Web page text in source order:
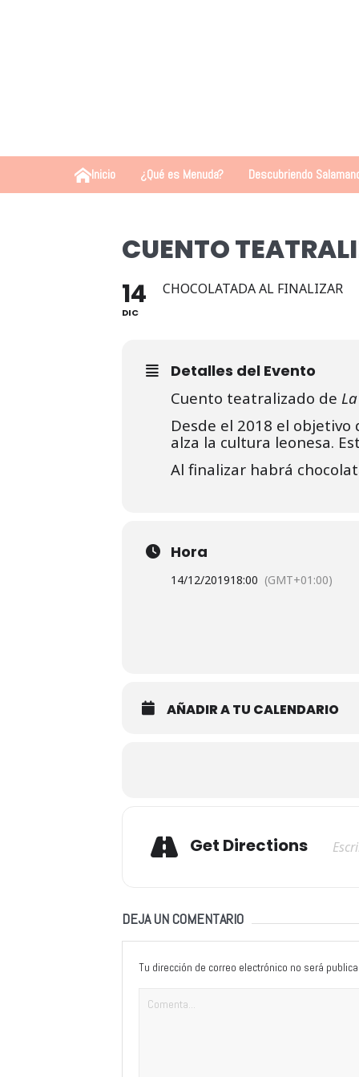
Inicio ¿Qué es Menuda? Descubriendo
CUENTO
14
DIC
CHOCOLATADA AL FINALIZAR
Detalles del Evento
Cuento teatralizado de
Desde el 2018 el
alza la cultura leonesa.
Al finalizar habrá
Hora
14/12/201918:00 (GMT+01:00)
AÑADIR A TU CALENDARIO
Get Directions
DEJA UN COMENTARIO
Tu dirección de correo electrónico no será